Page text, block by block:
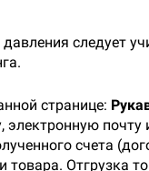
следует
странице:
электронную
счета
товара. Отгрузка